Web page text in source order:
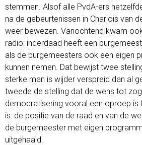
stemmen. Alsof alle PvdA-ers
na de gebeurtenissen in Charlois van
weer bewezen. Vanochtend kwam
radio: inderdaad heeft een
als de burgemeesters ook een eigen
kunnen nemen. Dat bewijst twee
sterke man is wijder verspreid dan al
tweede de stelling dat de wens tot
democratisering vooral een oproep
is: de positie van de raad en van de
de burgemeester met eigen
uitgehaald.